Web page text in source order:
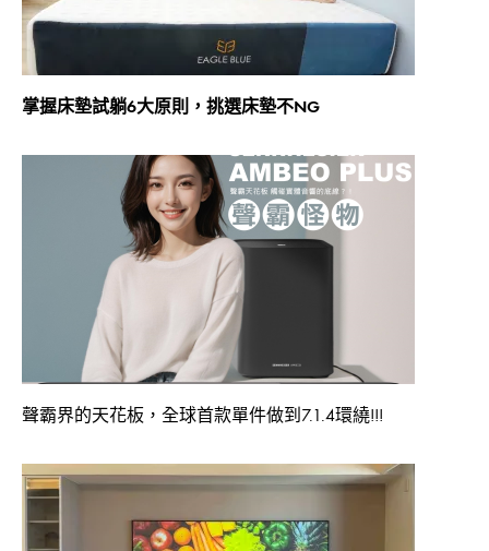
掌握床墊試躺6大原則，挑選床墊不NG
聲霸界的天花板，全球首款單件做到7.1.4環繞!!!